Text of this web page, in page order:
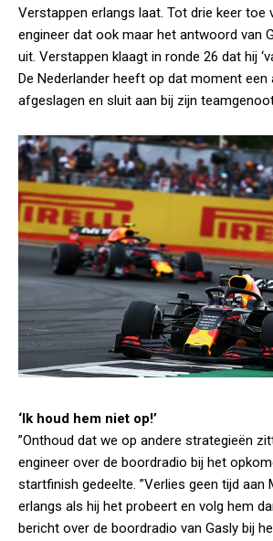
Verstappen erlangs laat. Tot drie keer toe
engineer dat ook maar het antwoord van
uit. Verstappen klaagt in ronde 26 dat hij
De Nederlander heeft op dat moment een
afgeslagen en sluit aan bij zijn
‘Ik houd hem niet op!’
”Onthoud dat we op andere strategieën
engineer over de boordradio bij het
startfinish gedeelte. ”Verlies geen tijd aan
erlangs als hij het probeert en volg hem
bericht over de boordradio van Gasly bij